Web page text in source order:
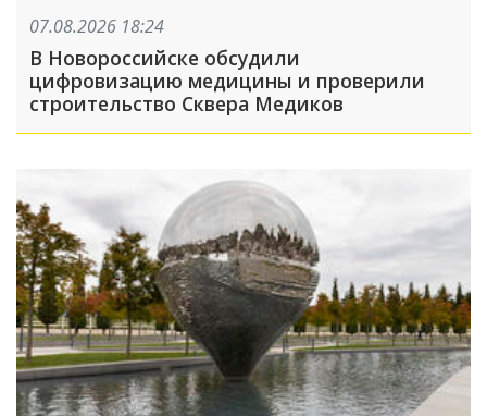
07.08.2026 18:24
В Новороссийске обсудили
цифровизацию медицины и проверили
строительство Сквера Медиков